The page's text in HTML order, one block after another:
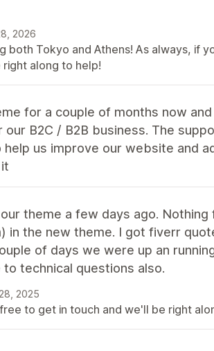
2026
both Tokyo and Athens! As always, if
along to help!
for a couple of months now
B2C / B2B business. The
help us improve our website and
theme a few days ago.
in the new theme. I got fiverr
of days we were up an
technical questions also.
2025
to get in touch and we'll be right